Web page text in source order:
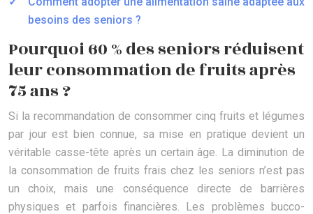
besoins des seniors ?
Pourquoi 60 % des seniors réduisent
leur consommation de fruits après
75 ans ?
Si la recommandation de consommer cinq fruits et légumes
par jour est bien connue, sa mise en pratique devient un
véritable casse-tête après un certain âge. La diminution de
la consommation de fruits frais chez les seniors n’est pas
un choix, mais une conséquence directe de barrières
physiques et parfois financières. Les problèmes bucco-